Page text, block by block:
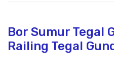
Bor Sumur Tegal
Railing Tegal